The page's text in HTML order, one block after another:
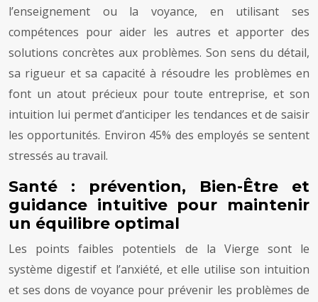
l’enseignement ou la voyance, en utilisant ses
compétences pour aider les autres et apporter des
solutions concrètes aux problèmes. Son sens du détail,
sa rigueur et sa capacité à résoudre les problèmes en
font un atout précieux pour toute entreprise, et son
intuition lui permet d’anticiper les tendances et de saisir
les opportunités. Environ 45% des employés se sentent
stressés au travail.
Santé : prévention, Bien-Être et
guidance intuitive pour maintenir
un équilibre optimal
Les points faibles potentiels de la Vierge sont le
système digestif et l’anxiété, et elle utilise son intuition
et ses dons de voyance pour prévenir les problèmes de